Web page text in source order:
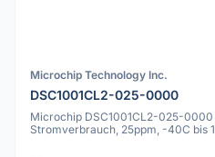
Microchip Technology Inc.
DSC1001CL2-025-0000
Microchip DSC1001CL2-025-
Stromverbrauch, 25ppm, -40C bis